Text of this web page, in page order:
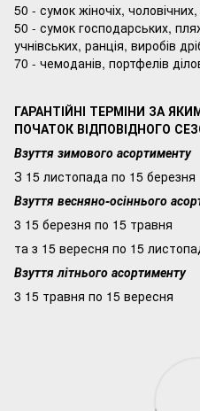
50 - сумок жіночіх,
50 - сумок господарських,
учнівських, ранція, виробів
70 - чемоданів, портфелів
ГАРАНТІЙНІ ТЕРМІНИ ЗА
ПОЧАТОК ВІДПОВІДНОГО
Взуття зимового асортименту
З 15 листопада по 15 березня
Взуття весняно-осіннього
3 15 березня по 15 травня
та з 15 вересня по 15
Взуття літнього асортименту
3 15 травня по 15 вересня